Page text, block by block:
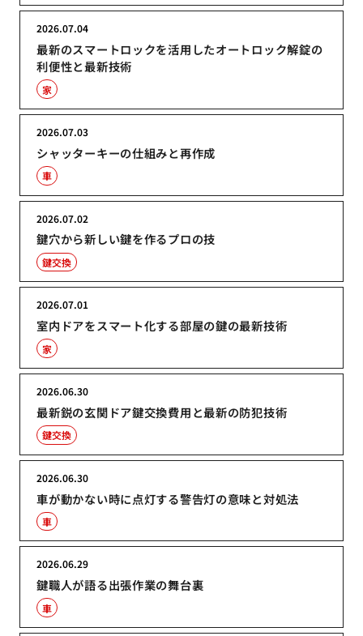
最新のスマートロックを活用したオートロック解錠の
利便性と最新技術
2026.07.04
家
シャッターキーの仕組みと再作成
2026.07.03
車
鍵穴から新しい鍵を作るプロの技
2026.07.02
鍵交換
室内ドアをスマート化する部屋の鍵の最新技術
2026.07.01
家
最新鋭の玄関ドア鍵交換費用と最新の防犯技術
2026.06.30
鍵交換
車が動かない時に点灯する警告灯の意味と対処法
2026.06.30
車
鍵職人が語る出張作業の舞台裏
2026.06.29
車